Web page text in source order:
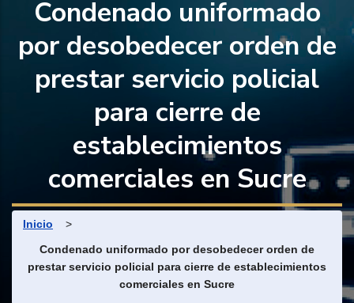
Condenado uniformado
por desobedecer orden de
prestar servicio policial
para cierre de
establecimientos
comerciales en Sucre
Ruta de navegación
Inicio
>
Condenado uniformado por desobedecer orden de
prestar servicio policial para cierre de establecimientos
comerciales en Sucre